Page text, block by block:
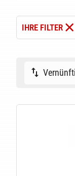
IHRE FILTER